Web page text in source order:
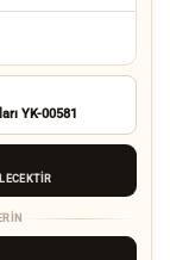
YK-00581